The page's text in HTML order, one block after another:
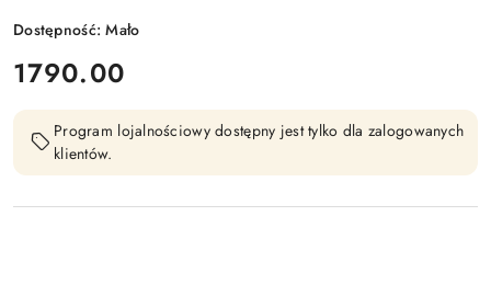
Dostępność:Mało
cena:
1790.00
Program lojalnościowy dostępny jest tylko dla zalogowanych
klientów.